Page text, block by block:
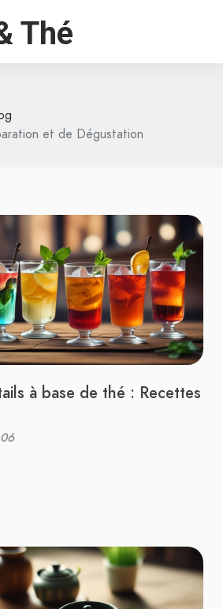
Thé
et de Dégustation
à base de thé : Recettes